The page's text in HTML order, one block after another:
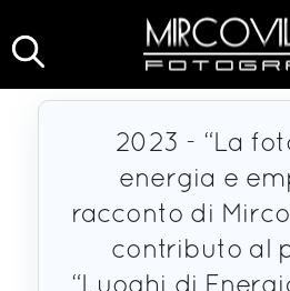
2023 - “La
energia e
racconto di
contributo al
“Luoghi di